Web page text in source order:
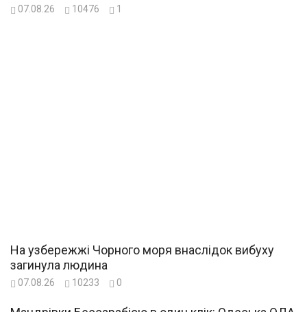
07.08.26 10476 1
На узбережжі Чорного моря внаслідок вибуху
загинула людина
07.08.26 10233 0